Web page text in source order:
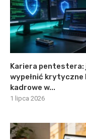
Kariera pentestera:
wypełnić krytyczne
kadrowe w...
1 lipca 2026